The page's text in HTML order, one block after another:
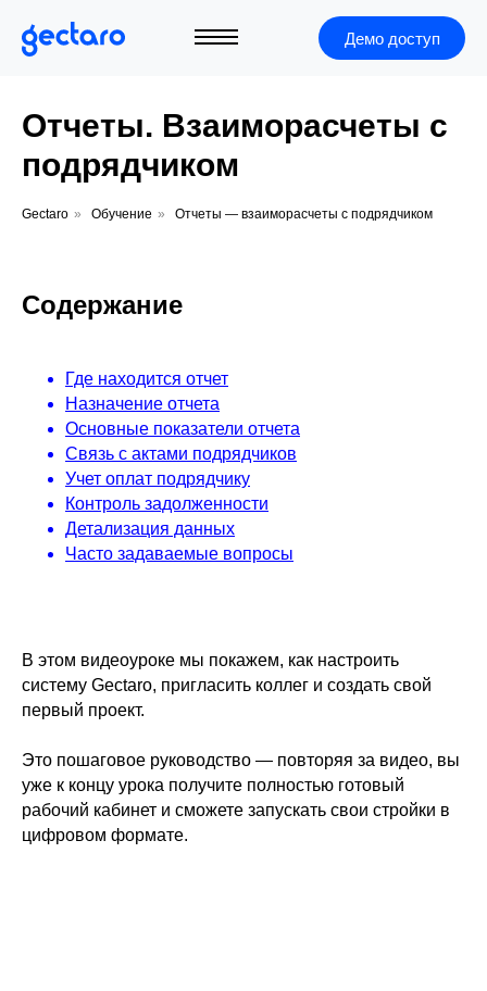
Демо доступ
Отчеты. Взаиморасчеты с
подрядчиком
Gectaro » Обучение » Отчеты — взаиморасчеты с подрядчиком
Содержание
Где находится отчет
Назначение отчета
Основные показатели отчета
Связь с актами подрядчиков
Учет оплат подрядчику
Контроль задолженности
Детализация данных
Часто задаваемые вопросы
В этом видеоуроке мы покажем, как настроить
систему Gectaro, пригласить коллег и создать свой
первый проект.
Это пошаговое руководство — повторяя за видео, вы
уже к концу урока получите полностью готовый
рабочий кабинет и сможете запускать свои стройки в
цифровом формате.